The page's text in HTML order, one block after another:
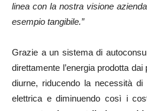
linea con la nostra visione
esempio tangibile.”
Grazie a un sistema di
direttamente l’energia prodotta
diurne, riducendo la necessità di
elettrica e diminuendo così i